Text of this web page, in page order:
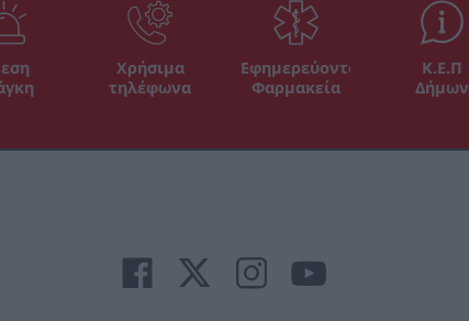
Χρήσιμα
τηλέφωνα
Εφημερεύοντα
Φαρμακεία
Κ.Ε.Π
Δήμων